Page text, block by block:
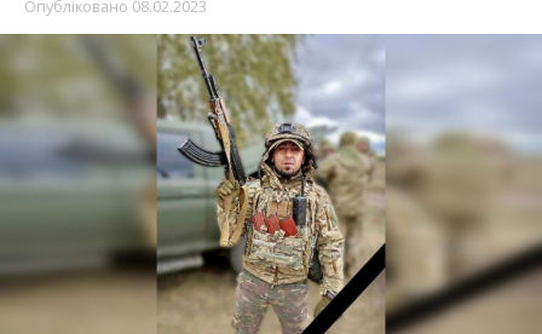
Опубліковано 08.02.2023